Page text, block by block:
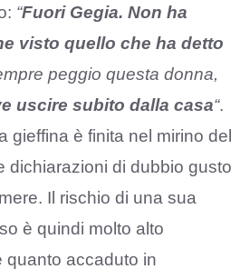
“Fuori Gegia. Non ha
visto quello che ha detto
peggio questa donna,
uscire subito dalla casa“.
gieffina è finita nel mirino del
dichiarazioni di dubbio gusto
Il rischio di una sua
è quindi molto alto
quanto accaduto in